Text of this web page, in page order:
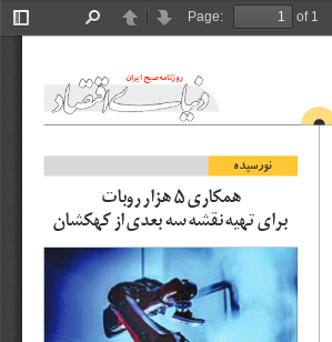
Toggle
PreviousNext
Page:
of 1
روزنامه صبح ايران
نورسيده
هزار روبات 5
همكارى
براى تهيه نقشه سه بعدى از كهكشان